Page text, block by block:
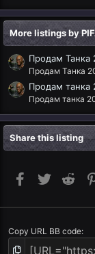
More listings by
Продам Танка
Продам Танка
Продам танка
Продам танка
Share this listing
Facebook
Twitter
Copy URL BB code